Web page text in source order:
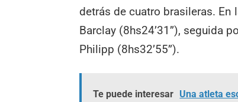
detrás de cuatro brasileras. En
Barclay (8hs24’31’’), seguida
Philipp (8hs32’55’’).
Te puede interesar Una atleta